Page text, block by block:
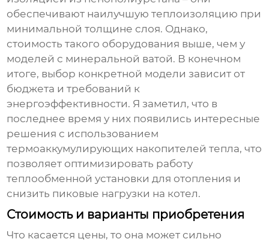
обеспечивают наилучшую теплоизоляцию при
минимальной толщине слоя. Однако,
стоимость такого оборудования выше, чем у
моделей с минеральной ватой. В конечном
итоге, выбор конкретной модели зависит от
бюджета и требований к
энергоэффективности. Я заметил, что в
последнее время у них появились интересные
решения с использованием
термоаккумулирующих накопителей тепла, что
позволяет оптимизировать работу
теплообменной установки для отопления и
снизить пиковые нагрузки на котел.
Стоимость и варианты приобретения
Что касается цены, то она может сильно